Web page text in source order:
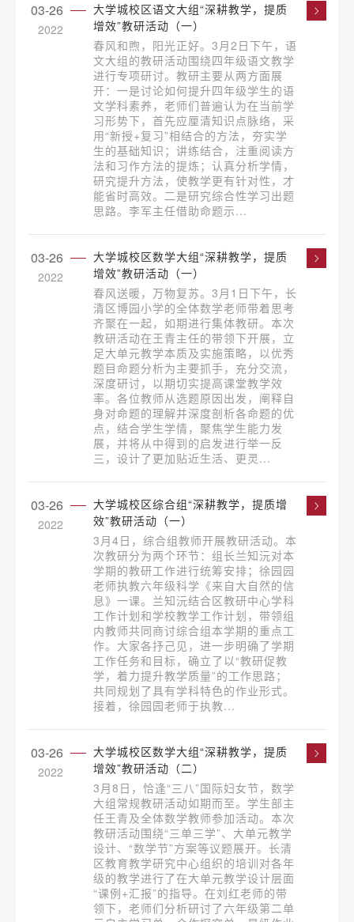
03-26
2022
大学城校区语文大组“深耕教学，提质
增效”教研活动（一）
春风和煦，阳光正好。3月2日下午，语
文大组的教研活动围绕四年级语文教学
进行专项研讨。教研主要从两方面展
开：一是讨论如何提升四年级学生的语
文学科素养，老师们普遍认为在当前学
习形势下，首先应厘清知识点脉络，采
用“新授+复习”相结合的方法，夯实学
生的基础知识；讲练结合，注重阅读方
法和习作方法的提炼；认真分析学情，
研究提升方法，使教学更有针对性，才
能省时高效。二是研究综合性学习出题
思路。李军主任借助命题示...
03-26
2022
大学城校区数学大组“深耕教学，提质
增效”教研活动（一）
春风送暖，万物复苏。3月1日下午，长
清区博园小学的全体数学老师带着思考
齐聚在一起，如期进行集体教研。本次
教研活动在王青主任的带领下开展，立
足大单元教学本质及实施策略，以优秀
题目命题分析为主要抓手，充分交流，
深度研讨，以期切实提高课堂教学效
率。各位教师从选题原因出发，阐释自
身对命题的理解并深度剖析各命题的优
点，结合学生学情，聚焦学生能力发
展，并将从中得到的启发进行举一反
三，设计了更加贴近生活、更灵...
03-26
2022
大学城校区综合组“深耕教学，提质增
效”教研活动（一）
3月4日，综合组教师开展教研活动。本
次教研分为两个环节：组长兰知沅对本
学期的教研工作进行统筹安排；徐园园
老师执教六年级科学《来自大自然的信
息》一课。兰知沅结合区教研中心学科
工作计划和学校教学工作计划，带领组
内教师共同商讨综合组本学期的重点工
作。大家各抒己见，进一步明确了学期
工作任务和目标，确立了以“教研促教
学，着力提升教学质量”的工作思路；
共同规划了具有学科特色的作业形式。
接着，徐园园老师于执教...
03-26
2022
大学城校区数学大组“深耕教学，提质
增效”教研活动（二）
3月8日，恰逢“三八”国际妇女节，数学
大组常规教研活动如期而至。学生部主
任王青及全体数学教师参加活动。本次
教研活动围绕“三单三学”、大单元教学
设计、“数学节”方案等议题展开。长清
区教育教学研究中心组织的培训对各年
级的教学进行了在大单元教学设计层面
“课例+汇报”的指导。在刘红老师的带
领下，老师们分析研讨了六年级第二单